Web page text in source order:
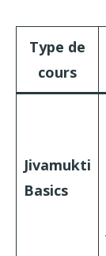
Type de
cours
Jivamukti
Basics